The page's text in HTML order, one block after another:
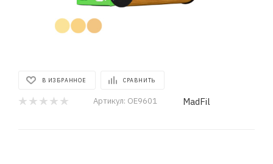
В ИЗБРАННОЕ СРАВНИТЬ
Артикул: OE9601 MadFil